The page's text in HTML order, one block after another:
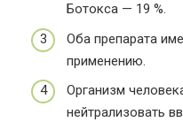
Ботокса — 19 %.
Оба препарата
применению.
Организм
нейтрализовать